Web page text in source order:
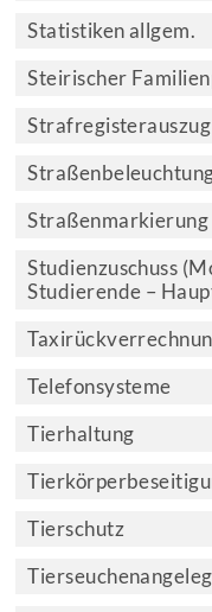
Statistiken allgem.
Steirischer
Strafregisterauszug
Studienzuschuss
Studierende –
Telefonsysteme
Tierhaltung
Tierschutz